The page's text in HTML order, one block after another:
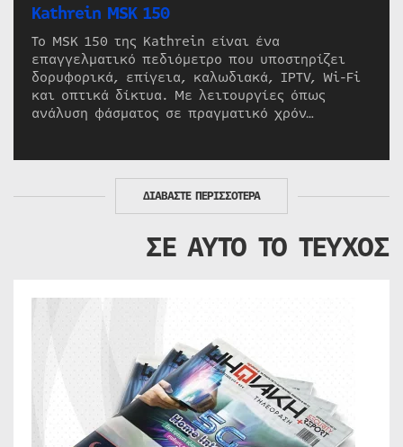
Kathrein MSK 150
Το MSK 150 της Kathrein είναι ένα
επαγγελματικό πεδιόμετρο που υποστηρίζει
δορυφορικά, επίγεια, καλωδιακά, IPTV, Wi-Fi
και οπτικά δίκτυα. Με λειτουργίες όπως
ανάλυση φάσματος σε πραγματικό χρόν…
ΔΙΑΒΑΣΤΕ ΠΕΡΙΣΣΟΤΕΡΑ
ΣΕ ΑΥΤΟ ΤΟ ΤΕΥΧΟΣ